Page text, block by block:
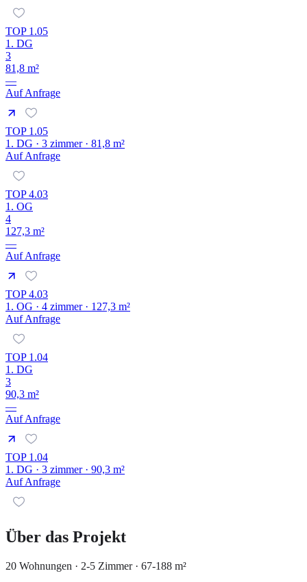
TOP 1.05
1. DG
3
81,8 m²
—
Auf Anfrage
TOP 1.05
1. DG · 3 zimmer · 81,8 m²
Auf Anfrage
TOP 4.03
1. OG
4
127,3 m²
—
Auf Anfrage
TOP 4.03
1. OG · 4 zimmer · 127,3 m²
Auf Anfrage
TOP 1.04
1. DG
3
90,3 m²
—
Auf Anfrage
TOP 1.04
1. DG · 3 zimmer · 90,3 m²
Auf Anfrage
Über das Projekt
20 Wohnungen · 2-5 Zimmer · 67-188 m²